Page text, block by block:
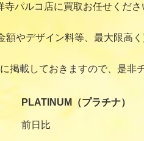
寺パルコ店に買取お任せくだ
額やデザイン料等、最大限高
掲載しておきますので、是非
PLATINUM（プラチナ）
前日比